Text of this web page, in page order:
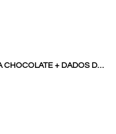
CHOCOLATE + DADOS DE